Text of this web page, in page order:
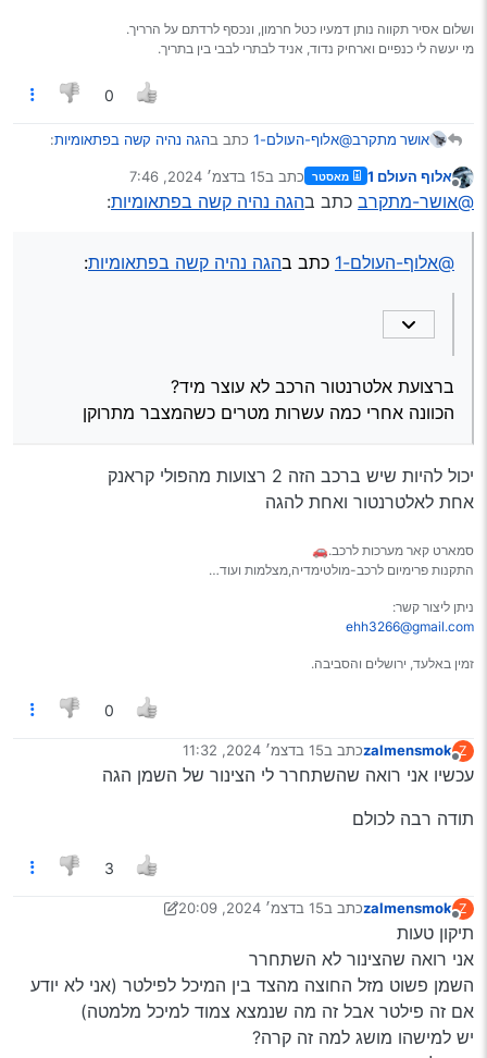
ושלום אסיר תקווה נותן דמעיו כטל חרמון, ונכסף לרדתם על הרריך.
מי יעשה לי כנפיים וארחיק נדוד, אניד לבתרי לבבי בין בתריך.
0
אושר מתקרב@אלוף-העולם-1 כתב בהגה נהיה קשה בפתאומיות:
הכיוון שלי זה רצועת אביזרים(אלטרנטור)
ברצועת אלטרנטור הרכב לא עוצר מיד?
הכוונה אחרי כמה עשרות מטרים כשהמצבר מתרוקן
מנותק
אלוף העולם 1 מאסטר כתב ב15 בדצמ׳ 2024, 7:46
נערך לאחרונה על ידי
@אושר-מתקרב כתב בהגה נהיה קשה בפתאומיות:
@אלוף-העולם-1 כתב בהגה נהיה קשה בפתאומיות:
ברצועת אלטרנטור הרכב לא עוצר מיד?
הכוונה אחרי כמה עשרות מטרים כשהמצבר מתרוקן
יכול להיות שיש ברכב הזה 2 רצועות מהפולי קראנק
אחת לאלטרנטור ואחת להגה
סמארט קאר מערכות לרכב.🚗
התקנות פרימיום לרכב-מולטימדיה,מצלמות ועוד…
ניתן ליצור קשר:
ehh3266@gmail.com
זמין באלעד, ירושלים והסביבה.
0
Z
מנותק
zalmensmokכתב ב15 בדצמ׳ 2024, 11:32
נערך לאחרונה על ידי
עכשיו אני רואה שהשתחרר לי הצינור של השמן הגה
תודה רבה לכולם
3
Z
מנותק
zalmensmokכתב ב15 בדצמ׳ 2024, 20:09
נערך לאחרונה על ידי zalmensmok
תיקון טעות
אני רואה שהצינור לא השתחרר
השמן פשוט מזל החוצה מהצד בין המיכל לפילטר (אני לא יודע
אם זה פילטר אבל זה מה שנמצא צמוד למיכל מלמטה)
יש למישהו מושג למה זה קרה?